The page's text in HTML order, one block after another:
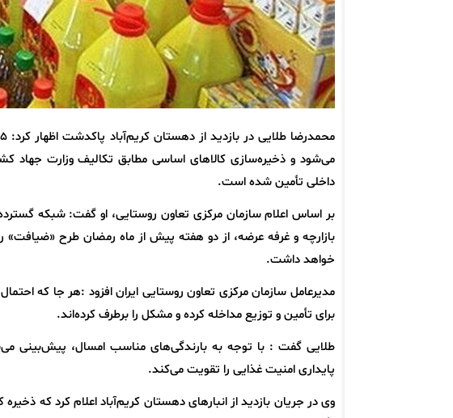
می‌شود و ذخیره‌سازی کالاهای اساسی مطابق تکالیف وزارت جهاد
داخلی تأمین شده است.
بازارچه و غرفه عرضه، از دو هفته پیش از ماه رمضان طرح «ضیافت»
خواهد داشت.
مدیرعامل سازمان مرکزی تعاون روستایی ایران افزود :هر جا که
برای تأمین و توزیع مداخله کرده و مشکل را برطرف کرده‌اند.
طلایی گفت : با توجه به بارندگی‌های مناسب امسال، پیش‌بینی
پایداری امنیت غذایی را تقویت می‌کند.
وی در جریان بازدید از انبارهای دهستان کریم‌آباد اعلام کرد که